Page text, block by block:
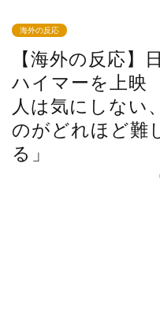
海外の反応
【海外の反応】
ハイマーを上映
人は気にしない
のがどれほど難
る」